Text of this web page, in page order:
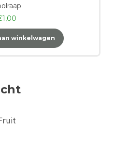
1,00
winkelwagen